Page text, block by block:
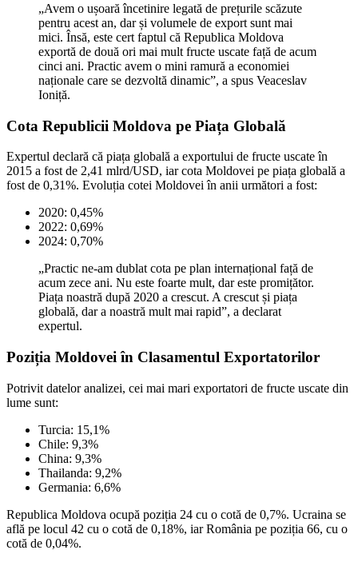
„Avem o ușoară încetinire legată de prețurile scăzute
pentru acest an, dar și volumele de export sunt mai
mici. Însă, este cert faptul că Republica Moldova
exportă de două ori mai mult fructe uscate față de acum
cinci ani. Practic avem o mini ramură a economiei
naționale care se dezvoltă dinamic”, a spus Veaceslav
Ioniță.
Cota Republicii Moldova pe Piața Globală
Expertul declară că piața globală a exportului de fructe uscate în
2015 a fost de 2,41 mlrd/USD, iar cota Moldovei pe piața globală a
fost de 0,31%. Evoluția cotei Moldovei în anii următori a fost:
2020: 0,45%
2022: 0,69%
2024: 0,70%
„Practic ne-am dublat cota pe plan internațional față de
acum zece ani. Nu este foarte mult, dar este promițător.
Piața noastră după 2020 a crescut. A crescut și piața
globală, dar a noastră mult mai rapid”, a declarat
expertul.
Poziția Moldovei în Clasamentul Exportatorilor
Potrivit datelor analizei, cei mai mari exportatori de fructe uscate din
lume sunt:
Turcia: 15,1%
Chile: 9,3%
China: 9,3%
Thailanda: 9,2%
Germania: 6,6%
Republica Moldova ocupă poziția 24 cu o cotă de 0,7%. Ucraina se
află pe locul 42 cu o cotă de 0,18%, iar România pe poziția 66, cu o
cotă de 0,04%.